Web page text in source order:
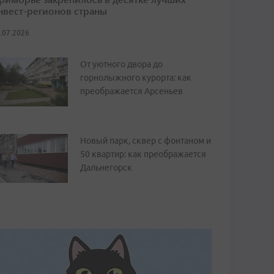
регионов страны
От уютного двора до
горнолыжного курорта: как
преображается Арсеньев
Новый парк, сквер с фонтаном и
50 квартир: как преображается
Дальнегорск